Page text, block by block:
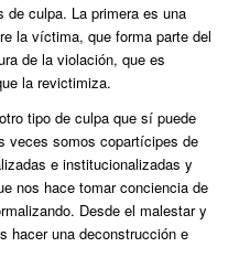
de culpa. La primera es una
la víctima, que forma parte del
de la violación, que es
la revictimiza.
tipo de culpa que sí puede
veces somos copartícipes de
e institucionalizadas y
nos hace tomar conciencia de
Desde el malestar y
hacer una deconstrucción e